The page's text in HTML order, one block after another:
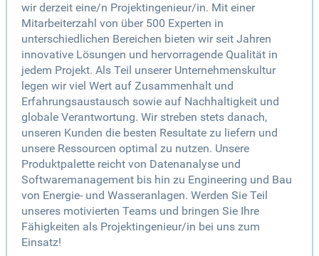
wir derzeit eine/n Projektingenieur/in. Mit einer
Mitarbeiterzahl von über 500 Experten in
unterschiedlichen Bereichen bieten wir seit Jahren
innovative Lösungen und hervorragende Qualität in
jedem Projekt. Als Teil unserer Unternehmenskultur
legen wir viel Wert auf Zusammenhalt und
Erfahrungsaustausch sowie auf Nachhaltigkeit und
globale Verantwortung. Wir streben stets danach,
unseren Kunden die besten Resultate zu liefern und
unsere Ressourcen optimal zu nutzen. Unsere
Produktpalette reicht von Datenanalyse und
Softwaremanagement bis hin zu Engineering und Bau
von Energie- und Wasseranlagen. Werden Sie Teil
unseres motivierten Teams und bringen Sie Ihre
Fähigkeiten als Projektingenieur/in bei uns zum
Einsatz!